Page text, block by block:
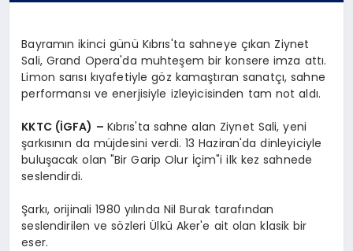
Bayramın ikinci günü Kıbrıs'ta sahneye çıkan Ziynet
Sali, Grand Opera'da muhteşem bir konsere imza attı.
Limon sarısı kıyafetiyle göz kamaştıran sanatçı, sahne
performansı ve enerjisiyle izleyicisinden tam not aldı.
KKTC (İGFA) – Kıbrıs'ta sahne alan Ziynet Sali, yeni
şarkısının da müjdesini verdi. 13 Haziran'da dinleyiciyle
buluşacak olan "Bir Garip Olur İçim"i ilk kez sahnede
seslendirdi.
Şarkı, orijinali 1980 yılında Nil Burak tarafından
seslendirilen ve sözleri Ülkü Aker'e ait olan klasik bir
eser.